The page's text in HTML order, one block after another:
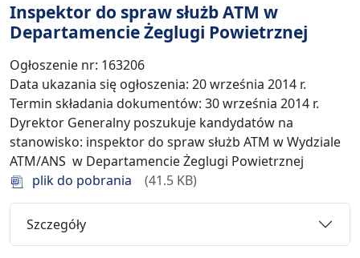
Inspektor do spraw służb ATM w
Departamencie Żeglugi Powietrznej
Ogłoszenie nr: 163206
Data ukazania się ogłoszenia: 20 września 2014 r.
Termin składania dokumentów: 30 września 2014 r.
Dyrektor Generalny poszukuje kandydatów na
stanowisko: inspektor do spraw służb ATM w Wydziale
ATM/ANS w Departamencie Żeglugi Powietrznej
plik do pobrania
41.5 KB
Szczegóły